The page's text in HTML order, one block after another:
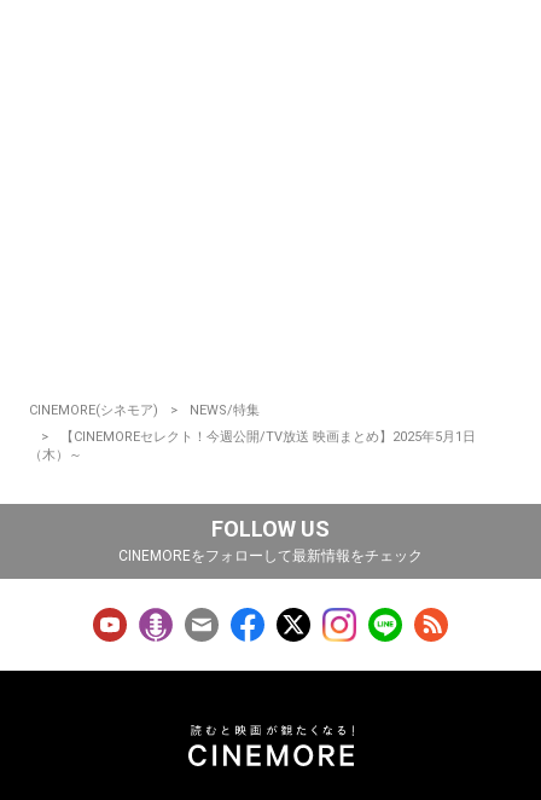
CINEMORE(シネモア)
NEWS/特集
【CINEMOREセレクト！今週公開/TV放送 映画まとめ】2025年5月1日
（木）～
FOLLOW US
CINEMOREをフォローして最新情報をチェック